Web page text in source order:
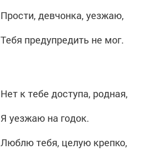
Прости, девчонка, уезжаю,
Тебя предупредить не мог.
Нет к тебе доступа, родная,
Я уезжаю на годок.
Люблю тебя, целую крепко,